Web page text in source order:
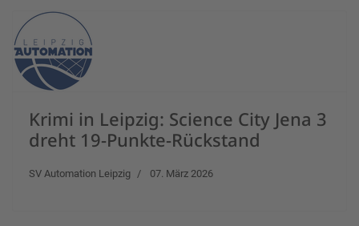
Krimi in Leipzig: Science City Jena 3
dreht 19-Punkte-Rückstand
SV Automation Leipzig 07. März 2026